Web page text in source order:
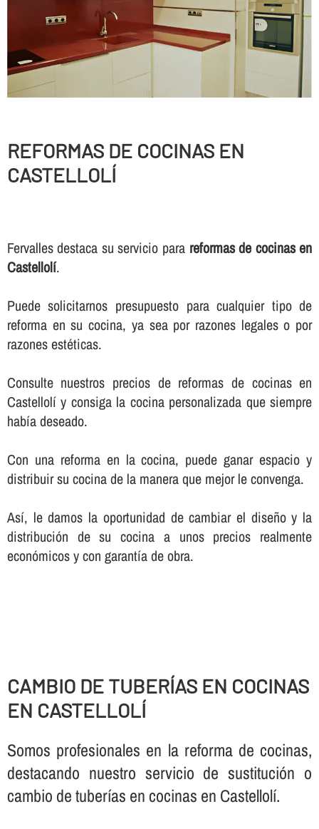
REFORMAS DE COCINAS EN
CASTELLOLÍ
Fervalles destaca su servicio para reformas de cocinas en
Castellolí.
Puede solicitarnos presupuesto para cualquier tipo de
reforma en su cocina, ya sea por razones legales o por
razones estéticas.
Consulte nuestros precios de reformas de cocinas en
Castellolí y consiga la cocina personalizada que siempre
habí­a deseado.
Con una reforma en la cocina, puede ganar espacio y
distribuir su cocina de la manera que mejor le convenga.
Así­, le damos la oportunidad de cambiar el diseño y la
distribución de su cocina a unos precios realmente
económicos y con garantí­a de obra.
CAMBIO DE TUBERÍ­AS EN COCINAS
EN CASTELLOLÍ
Somos profesionales en la reforma de cocinas,
destacando nuestro servicio de sustitución o
cambio de tuberí­as en cocinas en Castellolí.